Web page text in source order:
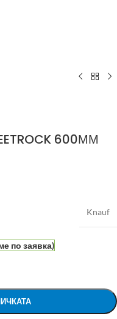
600ММ
Knauf
по заявка)